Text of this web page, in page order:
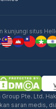
kunjungi situs
Pte. Ltd.
saran medis,